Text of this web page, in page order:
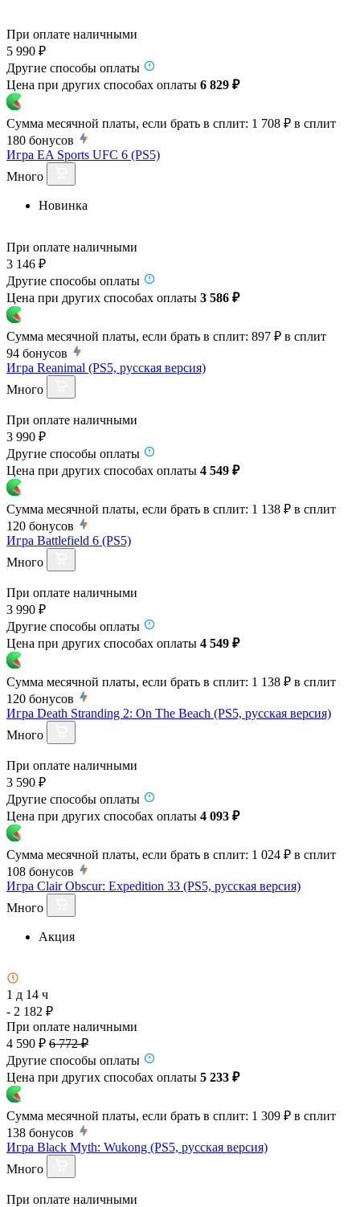
При оплате наличными
5 990 ₽
Другие способы оплаты
Цена при других способах оплаты 6 829 ₽
Сумма месячной платы, если брать в сплит: 1 708 ₽ в сплит
180 бонусов
Игра EA Sports UFC 6 (PS5)
Много
Новинка
При оплате наличными
3 146 ₽
Другие способы оплаты
Цена при других способах оплаты 3 586 ₽
Сумма месячной платы, если брать в сплит: 897 ₽ в сплит
94 бонусов
Игра Reanimal (PS5, русская версия)
Много
При оплате наличными
3 990 ₽
Другие способы оплаты
Цена при других способах оплаты 4 549 ₽
Сумма месячной платы, если брать в сплит: 1 138 ₽ в сплит
120 бонусов
Игра Battlefield 6 (PS5)
Много
При оплате наличными
3 990 ₽
Другие способы оплаты
Цена при других способах оплаты 4 549 ₽
Сумма месячной платы, если брать в сплит: 1 138 ₽ в сплит
120 бонусов
Игра Death Stranding 2: On The Beach (PS5, русская версия)
Много
При оплате наличными
3 590 ₽
Другие способы оплаты
Цена при других способах оплаты 4 093 ₽
Сумма месячной платы, если брать в сплит: 1 024 ₽ в сплит
108 бонусов
Игра Clair Obscur: Expedition 33 (PS5, русская версия)
Много
Акция
1 д 14 ч
- 2 182 ₽
При оплате наличными
4 590 ₽ 6 772 ₽
Другие способы оплаты
Цена при других способах оплаты 5 233 ₽
Сумма месячной платы, если брать в сплит: 1 309 ₽ в сплит
138 бонусов
Игра Black Myth: Wukong (PS5, русская версия)
Много
При оплате наличными